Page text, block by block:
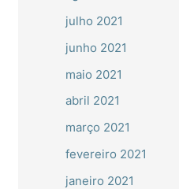
julho 2021
junho 2021
maio 2021
abril 2021
março 2021
fevereiro 2021
janeiro 2021